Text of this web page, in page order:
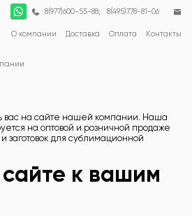
О компании Доставка Оплата Контакты
8(977)600-55-88; 8(495)778-81-06
вас на сайте нашей компании. Наша
на оптовой и розничной продаже
заготовок для сублимационной
к вашим